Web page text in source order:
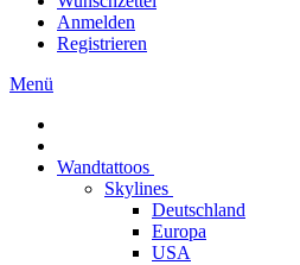
Anmelden
Registrieren
Menü
Wandtattoos
Skylines
Deutschland
Europa
USA